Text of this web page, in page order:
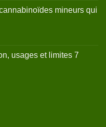
mineurs qui
usages et limites 7